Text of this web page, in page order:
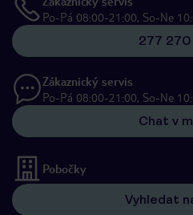
Po-Pá 08:00-21:00, So-Ne
277
Zákaznický servis
Po-Pá 08:00-21:00, So-Ne
Chat v
Pobočky
Vyhledat